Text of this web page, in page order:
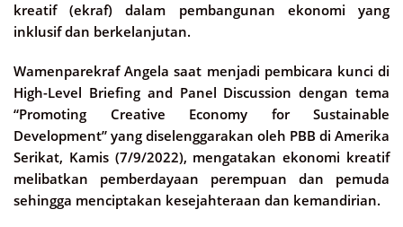
kreatif (ekraf) dalam pembangunan ekonomi yang
inklusif dan berkelanjutan.
Wamenparekraf Angela saat menjadi pembicara kunci di
High-Level Briefing and Panel Discussion dengan tema
“Promoting Creative Economy for Sustainable
Development” yang diselenggarakan oleh PBB di Amerika
Serikat, Kamis (7/9/2022), mengatakan ekonomi kreatif
melibatkan pemberdayaan perempuan dan pemuda
sehingga menciptakan kesejahteraan dan kemandirian.